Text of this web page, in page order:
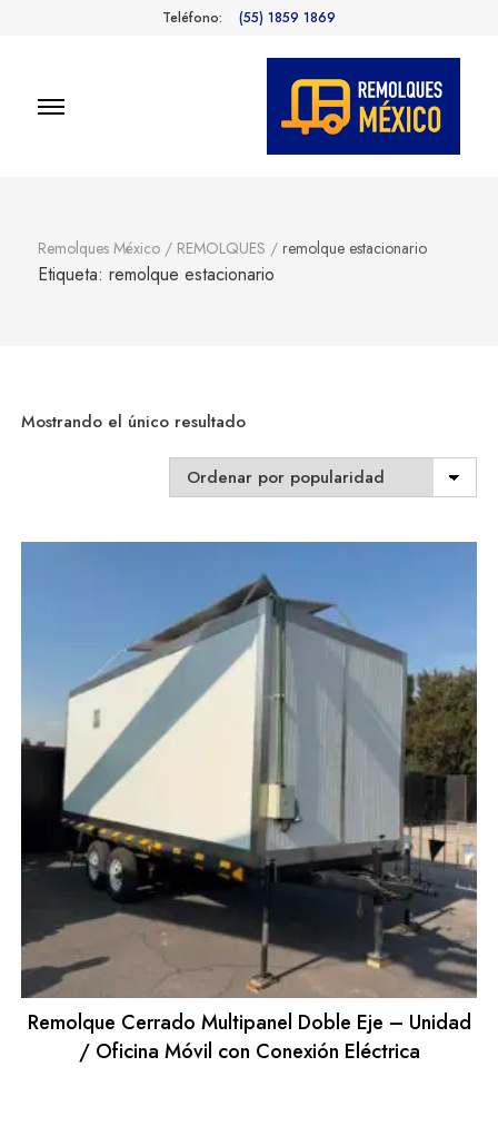
Teléfono: (55) 1859 1869
Remolques México / REMOLQUES / remolque estacionario
Etiqueta: remolque estacionario
Mostrando el único resultado
Remolque Cerrado Multipanel Doble Eje – Unidad
/ Oficina Móvil con Conexión Eléctrica